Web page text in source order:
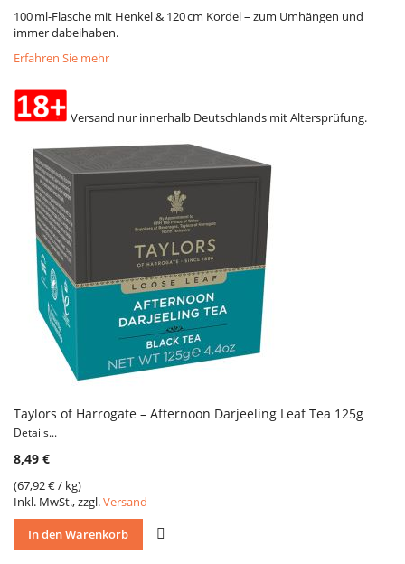
100 ml-Flasche mit Henkel & 120 cm Kordel – zum Umhängen und
immer dabeihaben.
Erfahren Sie mehr
Versand nur innerhalb Deutschlands mit Altersprüfung.
Taylors of Harrogate – Afternoon Darjeeling Leaf Tea 125g
Details...
8,49 €
(67,92 €/ kg)
Inkl. MwSt., zzgl.Versand
In den Warenkorb